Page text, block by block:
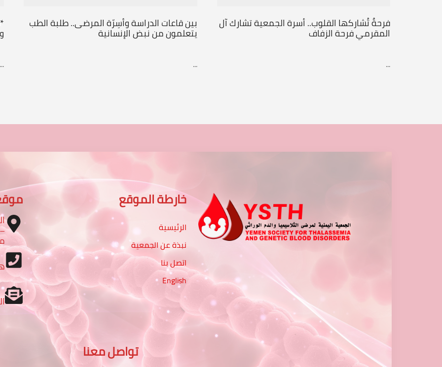
فرحةٌ تُشاركها القلوب.. أسرة الجمعية تشارك آل
المقرمي فرحة الزفاف
...
بين قاعات الدراسة وأسِرّة المرضى.. طلبة الطب
يتعلمون من نبض الإنسانية
...
...
خارطة الموقع
الرئيسية
نبذة عن الجمعية
اتصل بنا
English
تواصل معنا